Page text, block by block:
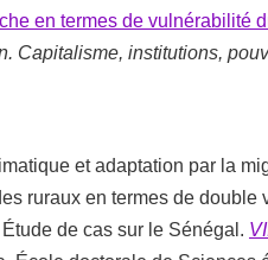
en termes de vulnérabilité
Capitalisme, institutions,
et adaptation par la
ruraux en termes de double
de cas sur le Sénégal.